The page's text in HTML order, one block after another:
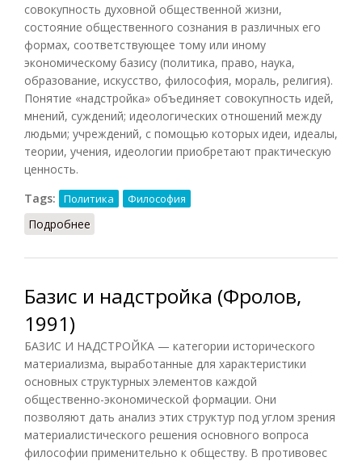
совокупность духовной общественной жизни,
состояние общественного сознания в различных его
формах, соответствующее тому или иному
экономическому базису (политика, право, наука,
образование, искусство, философия, мораль, религия).
Понятие «надстройка» объединяет совокупность идей,
мнений, суждений; идеологических отношений между
людьми; учреждений, с помощью которых идеи, идеалы,
теории, учения, идеологии приобретают практическую
ценность.
Tags:
Политика Философия
Подробнее
Базис и надстройка (Фролов,
1991)
БАЗИС И НАДСТРОЙКА — категории исторического
материализма, выработанные для характеристики
основных структурных элементов каждой
общественно-экономической формации. Они
позволяют дать анализ этих структур под углом зрения
материалистического решения основного вопроса
философии применительно к обществу. В противовес